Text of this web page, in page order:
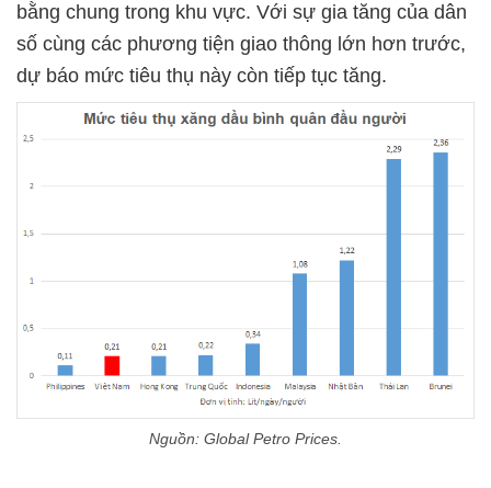
bằng chung trong khu vực. Với sự gia tăng của dân
số cùng các phương tiện giao thông lớn hơn trước,
dự báo mức tiêu thụ này còn tiếp tục tăng.
Nguồn: Global Petro Prices.